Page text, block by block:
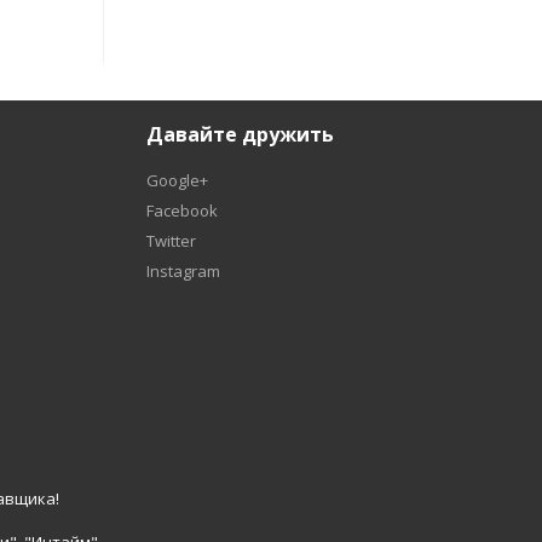
Давайте дружить
Google+
Facebook
Twitter
Instagram